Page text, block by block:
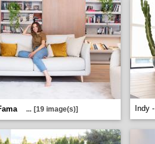
... [19 image(s)] Indy -